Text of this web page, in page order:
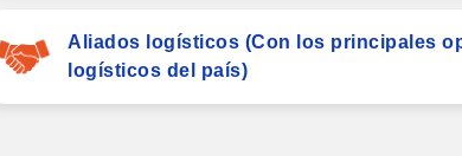
Aliados logísticos (Con los principales
logísticos del país)